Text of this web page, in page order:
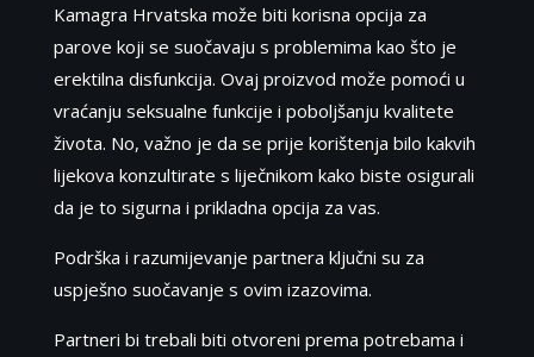
Kamagra Hrvatska može biti korisna opcija za
parove koji se suočavaju s problemima kao što je
erektilna disfunkcija. Ovaj proizvod može pomoći u
vraćanju seksualne funkcije i poboljšanju kvalitete
života. No, važno je da se prije korištenja bilo kakvih
lijekova konzultirate s liječnikom kako biste osigurali
da je to sigurna i prikladna opcija za vas.
Podrška i razumijevanje partnera ključni su za
uspješno suočavanje s ovim izazovima.
Partneri bi trebali biti otvoreni prema potrebama i